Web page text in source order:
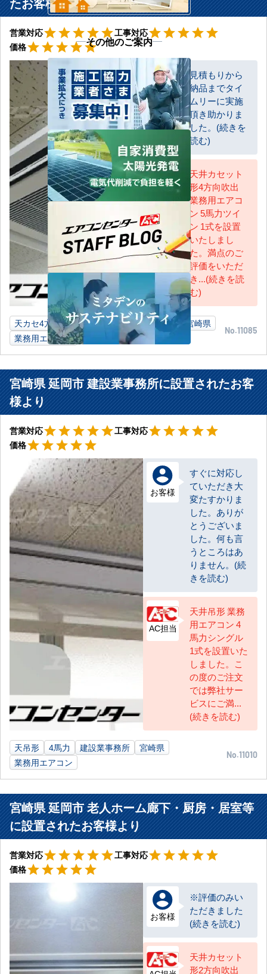
営業対応 星5
starstarstarstarstar工事対応 星5
starstarstarstarstar
価格 星5
starstarstarstarstar
お客様
見積もりから
納品までタイ
ムリーに実施
頂き助かりま
した。(続きを
読む)
AC担当
天井カセット
形4方向吹出
業務用エアコ
ン 5馬力ツイ
ン 1式を設置
いたしまし
た。満点のご
評価をいただ
き...(続きを読
む)
天カセ4方向 5馬力 自動車販売業休憩室
宮崎県
業務用エアコン
No.11085
宮崎県 延岡市 建設業事務所に設置されたお客
様より
営業対応 星5
starstarstarstarstar工事対応 星5
starstarstarstarstar
価格 星5
starstarstarstarstar
お客様
すぐに対応し
ていただき大
変たすかりま
した。ありが
とうございま
した。何も言
うところはあ
りません。(続
きを読む)
AC担当
天井吊形 業務
用エアコン 4
馬力シングル
1式を設置いた
しました。こ
の度のご注文
では弊社サー
ビスにご満...
(続きを読む)
天吊形 4馬力 建設業事務所
宮崎県
業務用エアコン
No.11010
宮崎県 延岡市 老人ホーム廊下・厨房・居室等
に設置されたお客様より
営業対応 星5
starstarstarstarstar工事対応 星5
starstarstarstarstar
価格 星5
starstarstarstarstar
お客様
※評価のみい
ただきました
(続きを読む)
天井カセット
形2方向吹出
その他のご案内